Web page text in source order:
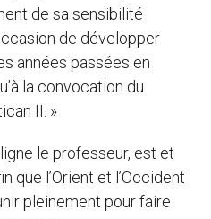
de sa sensibilité
de développer
années passées en
la convocation du
II. »
le professeur, est et
que l’Orient et l’Occident
pleinement pour faire